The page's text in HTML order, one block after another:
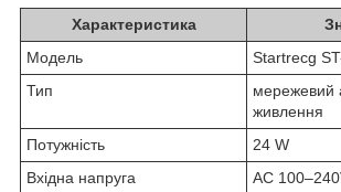
Характеристика
Модель
Startrecg
Тип
мережевий
живлення
Потужність
24 W
Вхідна напруга
AC